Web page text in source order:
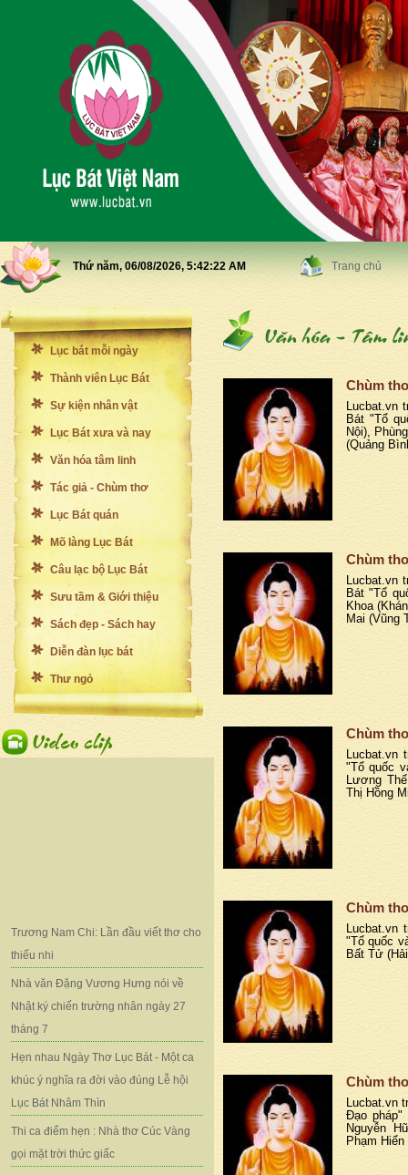
Thứ năm, 06/08/2026, 5:42:23 AM Trang chủ
Lục bát mỗi ngày
Thành viên Lục Bát
Sự kiện nhân vật
Lục Bát xưa và nay
Văn hóa tâm linh
Tác giả - Chùm thơ
Lục Bát quán
Mõ làng Lục Bát
Câu lạc bộ Lục Bát
Sưu tầm & Giới thiệu
Sách đẹp - Sách hay
Diễn đàn lục bát
Thư ngỏ
Trương Nam Chi: Lần đầu viết thơ cho
thiếu nhi
Nhà văn Đặng Vương Hưng nói về
Nhật ký chiến trường nhân ngày 27
tháng 7
Hẹn nhau Ngày Thơ Lục Bát - Một ca
khúc ý nghĩa ra đời vào đúng Lễ hội
Lục Bát Nhâm Thìn
Thi ca điểm hẹn : Nhà thơ Cúc Vàng
gọi mặt trời thức giấc
Chùm
Lucbat.vn
Bát "Tổ
Nội),
(Quảng
Chùm
Lucbat.vn
Bát "Tổ
Khoa
Mai (Vũng
Chùm
Lucbat.vn
"Tổ quốc
Lương
Thị Hồng
Chùm
Lucbat.vn
"Tổ quốc
Bất Tử
Chùm
Lucbat.vn
Đạo pháp"
Nguyễn
Phạm